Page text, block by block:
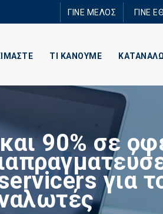
ΓΙΝΕ ΜΕΛΟΣ ΓΙΝΕ
ΤΙ ΚΑΝΟΥΜΕ
90% σε
για